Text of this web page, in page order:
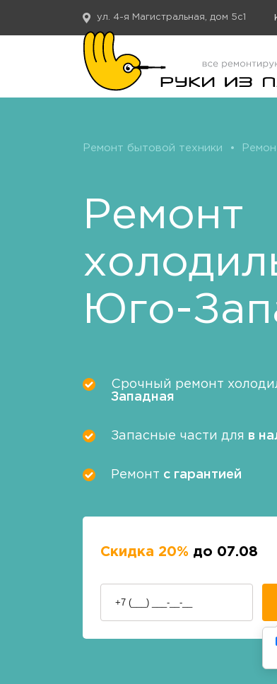
ул. 4-я Магистральная, дом 5с1
Ремонт бытовой техники •
Ремонт
Юго-
Срочный ремонт
Западная
Запасные части для в
Ремонт с гарантией
Скидка 20% до 07.08